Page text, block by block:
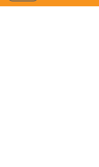
上榜！ 美國研